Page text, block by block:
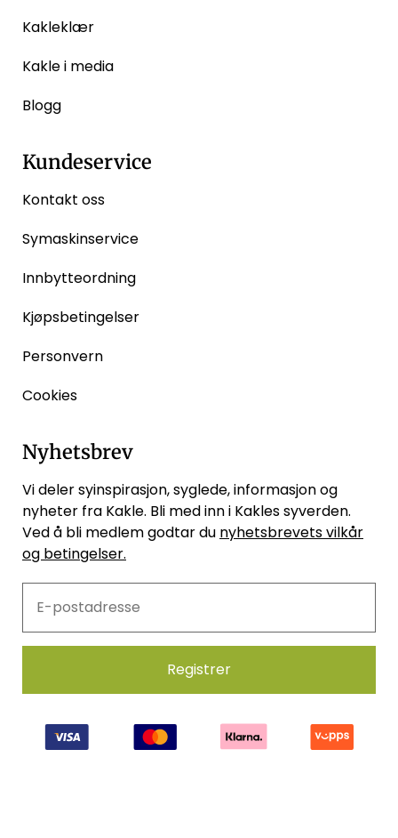
Kakleklær
Kakle i media
Blogg
Kundeservice
Kontakt oss
Symaskinservice
Innbytteordning
Kjøpsbetingelser
Personvern
Cookies
Nyhetsbrev
Vi deler syinspirasjon, syglede, informasjon og
nyheter fra Kakle. Bli med inn i Kakles syverden.
Ved å bli medlem godtar du nyhetsbrevets vilkår
og betingelser.